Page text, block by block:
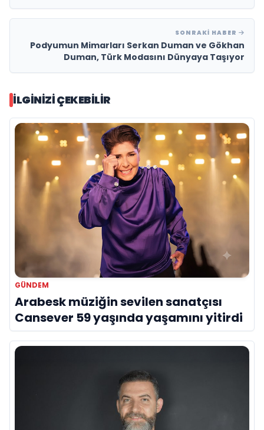
SONRAKI HABER
Podyumun Mimarları Serkan Duman ve Gökhan
Duman, Türk Modasını Dünyaya Taşıyor
İLGINIZI ÇEKEBILIR
GÜNDEM
Arabesk müziğin sevilen sanatçısı
Cansever 59 yaşında yaşamını yitirdi